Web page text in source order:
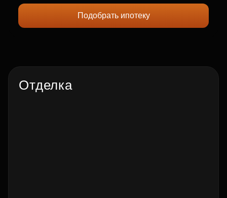
Подобрать ипотеку
Отделка